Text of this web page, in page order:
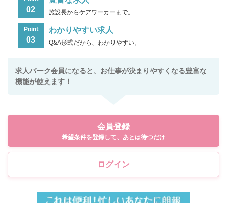
02 施設長からケアワーカーまで。
Point
03
わかりやすい求人
Q&A形式だから、わかりやすい。
求人パーク会員になると、お仕事が決まりやすくなる豊富な
機能が使えます！
会員登録
希望条件を登録して、あとは待つだけ
ログイン